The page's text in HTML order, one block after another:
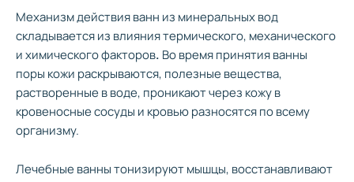
Механизм действия ванн из минеральных вод
складывается из влияния термического, механического
и химического факторов. Во время принятия ванны
поры кожи раскрываются, полезные вещества,
растворенные в воде, проникают через кожу в
кровеносные сосуды и кровью разносятся по всему
организму.
Лечебные ванны тонизируют мышцы, восстанавливают